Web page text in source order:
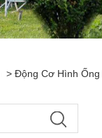
> Động Cơ Hình Ống